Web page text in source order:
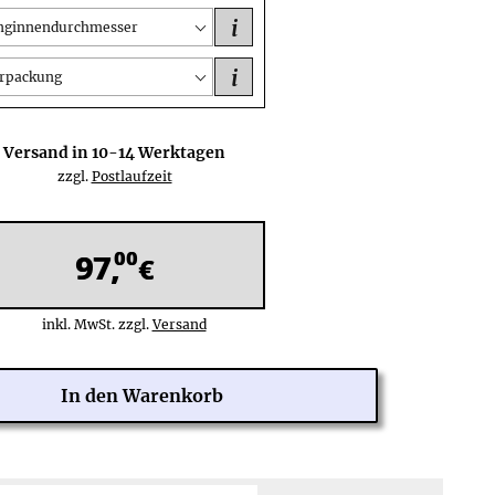
i
i
Versand in10-14Werktagen
zzgl. Postlaufzeit
97,00€
inkl. MwSt. zzgl.Versand